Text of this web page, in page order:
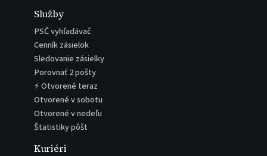
Služby
PSČ vyhľadávač
Cenník zásielok
Sledovanie zásielky
Porovnať 2 pošty
⚡ Otvorené teraz
Otvorené v sobotu
Otvorené v nedeľu
Štatistiky pôšt
Kuriéri